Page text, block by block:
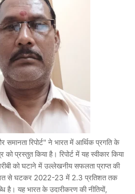
समानता रिपोर्ट" ने भारत में आर्थिक प्रगति के
प्रस्तुत किया है। रिपोर्ट में यह स्वीकार किया
को घटाने में उल्लेखनीय सफलता प्राप्त की
से घटकर 2022-23 में 2.3 प्रतिशत तक
है। यह भारत के उदारीकरण की नीतियों,